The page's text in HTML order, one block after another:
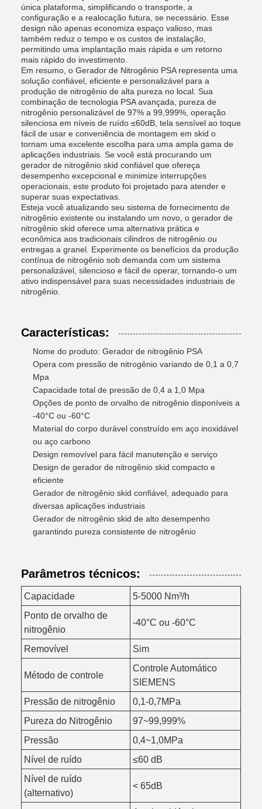
única plataforma, simplificando o transporte, a
configuração e a realocação futura, se necessário. Esse
design não apenas economiza espaço valioso, mas
também reduz o tempo e os custos de instalação,
permitindo uma implantação mais rápida e um retorno
mais rápido do investimento.
Em resumo, o Gerador de Nitrogênio PSA representa uma
solução confiável, eficiente e personalizável para a
produção de nitrogênio de alta pureza no local. Sua
combinação de tecnologia PSA avançada, pureza de
nitrogênio personalizável de 97% a 99,999%, operação
silenciosa em níveis de ruído ≤60dB, tela sensível ao toque
fácil de usar e conveniência de montagem em skid o
tornam uma excelente escolha para uma ampla gama de
aplicações industriais. Se você está procurando um
gerador de nitrogênio skid confiável que ofereça
desempenho excepcional e minimize interrupções
operacionais, este produto foi projetado para atender e
superar suas expectativas.
Esteja você atualizando seu sistema de fornecimento de
nitrogênio existente ou instalando um novo, o gerador de
nitrogênio skid oferece uma alternativa prática e
econômica aos tradicionais cilindros de nitrogênio ou
entregas a granel. Experimente os benefícios da produção
contínua de nitrogênio sob demanda com um sistema
personalizável, silencioso e fácil de operar, tornando-o um
ativo indispensável para suas necessidades industriais de
nitrogênio.
Características:
Nome do produto: Gerador de nitrogênio PSA
Opera com pressão de nitrogênio variando de 0,1 a 0,7
Mpa
Capacidade total de pressão de 0,4 a 1,0 Mpa
Opções de ponto de orvalho de nitrogênio disponíveis a
-40°C ou -60°C
Material do corpo durável construído em aço inoxidável
ou aço carbono
Design removível para fácil manutenção e serviço
Design de gerador de nitrogênio skid compacto e
eficiente
Gerador de nitrogênio skid confiável, adequado para
diversas aplicações industriais
Gerador de nitrogênio skid de alto desempenho
garantindo pureza consistente de nitrogênio
Parâmetros técnicos:
Capacidade
5-5000 Nm³/h
Ponto de orvalho de
nitrogênio
-40°C ou -60°C
Removível Sim
Método de controle
Controle Automático
SIEMENS
Pressão de nitrogênio
0,1-0,7MPa
Pureza do Nitrogênio
97~99,999%
Pressão
0,4~1,0MPa
Nível de ruído
≤60 dB
Nível de ruído
(alternativo)
< 65dB